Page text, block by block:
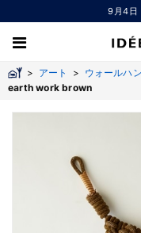
9月4日
> アート > ウォールハ
earth work brown